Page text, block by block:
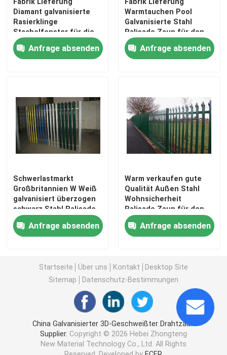
Antizaun des aufstiegs-358
Röhrenstahlzaun
Metallkettengliedzaun
Stahl-Schleppmatte
Hexmesh-feuerfestes Material
Ziehen Sie Kette Harrow
Rasiermesserdrahtzaun
Stahlstangengitter
Stahlpalisade-Fechten
Fabrik Lieferung
Diamant galvanisierte
Rasierklinge
Stachelfenster für die
Sicherheit
Anfrage absenden
Fabrik Lieferung
Warmtauchen Pool
Galvanisierte Stahl
Palisade Zaun für den
Markt
Anfrage absenden
Schwerlastmarkt
Großbritannien W Weiß
galvanisiert überzogen
schwarz Stahl Palisade
Zaun Rundform
Anfrage absenden
Warm verkaufen gute
Qualität Außen Stahl
Wohnsicherheit
Palisade Zaun für den
Markt
Anfrage absenden
Startseite Über uns Kontakt
Desktop Site
Sitemap
Datenschutz-Bestimmungen
China Galvanisierter 3D-Geschweißter Drahtzaun
Supplier. Copyright © 2026 Hebei Zhongteng
New Material Technology Co., Ltd. All Rights